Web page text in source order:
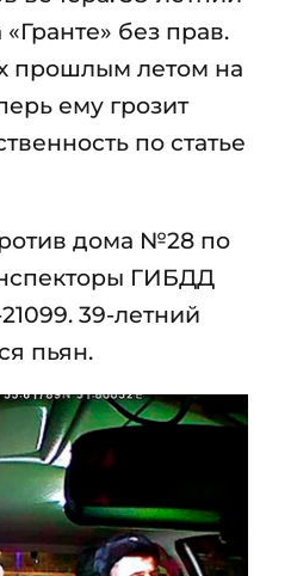
без прав.
прошлым летом на
ему грозит
по статье
дома №28 по
ГИБДД
39-летний
пьян.